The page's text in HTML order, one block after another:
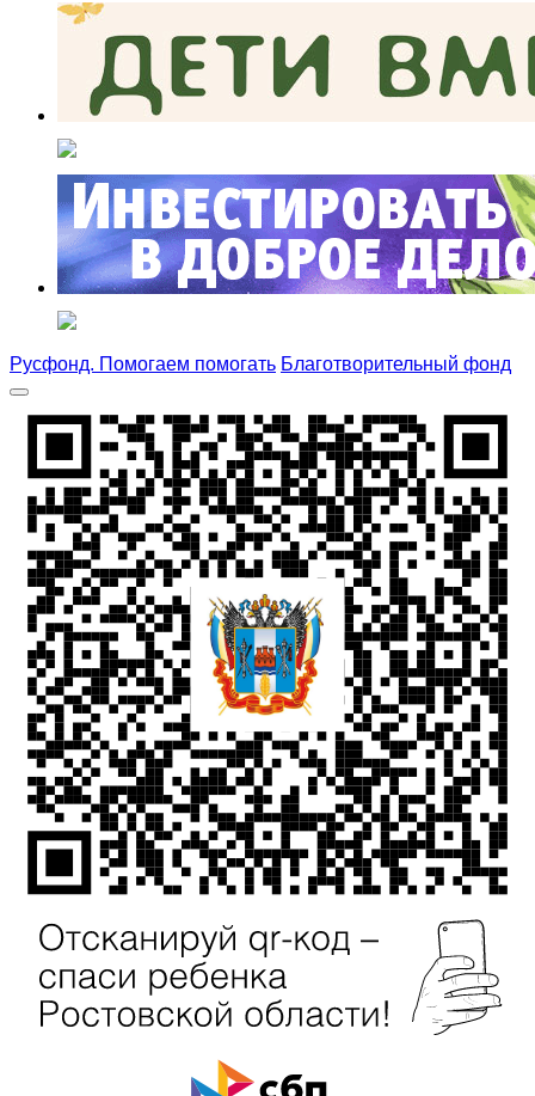
Русфонд. Помогаем помогать Благотворительный фонд